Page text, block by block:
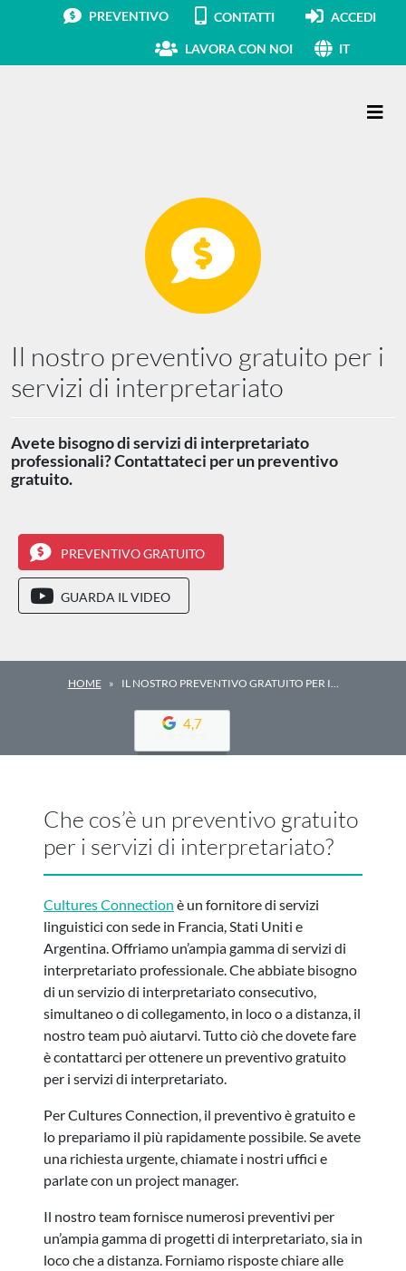
PREVENTIVO CONTATTI ACCEDI
LAVORA CON NOI IT
Il nostro preventivo gratuito per i
servizi di interpretariato
Avete bisogno di servizi di interpretariato
professionali? Contattateci per un preventivo
gratuito.
PREVENTIVO GRATUITO
GUARDA IL VIDEO
HOME IL NOSTRO PREVENTIVO GRATUITO PER I…
4,7
Che cos’è un preventivo gratuito
per i servizi di interpretariato?
Cultures Connection è un fornitore di servizi
linguistici con sede in Francia, Stati Uniti e
Argentina. Offriamo un’ampia gamma di servizi di
interpretariato professionale. Che abbiate bisogno
di un servizio di interpretariato consecutivo,
simultaneo o di collegamento, in loco o a distanza, il
nostro team può aiutarvi. Tutto ciò che dovete fare
è contattarci per ottenere un preventivo gratuito
per i servizi di interpretariato.
Per Cultures Connection, il preventivo è gratuito e
lo prepariamo il più rapidamente possibile. Se avete
una richiesta urgente, chiamate i nostri uffici e
parlate con un project manager.
Il nostro team fornisce numerosi preventivi per
un’ampia gamma di progetti di interpretariato, sia in
loco che a distanza. Forniamo risposte chiare alle